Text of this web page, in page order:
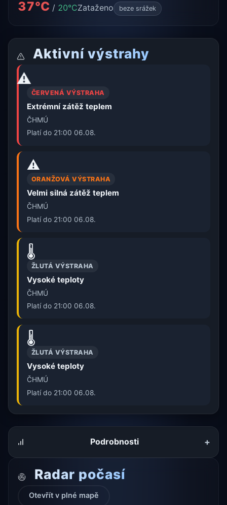
37°C / 20°CZataženo beze srážek
Aktivní výstrahy
⚠️
ČERVENÁ VÝSTRAHA
Extrémní zátěž teplem
ČHMÚ
Platí do 21:00 06.08.
⚠️
ORANŽOVÁ VÝSTRAHA
Velmi silná zátěž teplem
ČHMÚ
Platí do 21:00 06.08.
🌡️
ŽLUTÁ VÝSTRAHA
Vysoké teploty
ČHMÚ
Platí do 21:00 06.08.
🌡️
ŽLUTÁ VÝSTRAHA
Vysoké teploty
ČHMÚ
Platí do 21:00 06.08.
Podrobnosti +
Radar počasí
Otevřít v plné mapě